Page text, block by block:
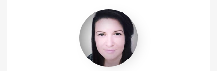
Aline
Nativel
Id
Hammou